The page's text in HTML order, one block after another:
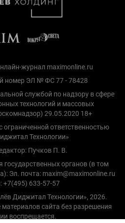
журнал maximonline.ru
номер ЭЛ № ФС 77 - 78428
службой по надзору в сфере
технологий и массовых
29.05.2020 18+
ограниченной ответственностью
Технологии»
Пучков П. В.
органов (в том
Эл. почта: maxim@maximonline.ru
+7(495) 633-57-57
Диджитал Технологии», 2026.
сайта без разрешения
воспрещается.